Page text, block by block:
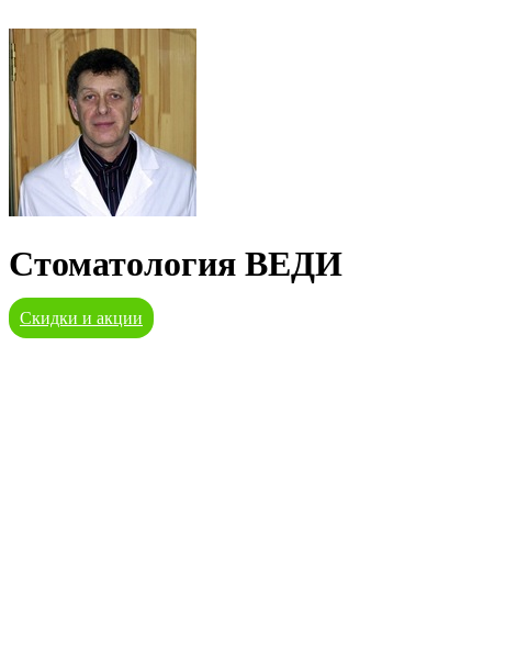
Стоматология ВЕДИ
Скидки и акции